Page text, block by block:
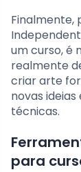
Finalmente,
um curso, é
realmente
criar arte
novas
técnicas.
para